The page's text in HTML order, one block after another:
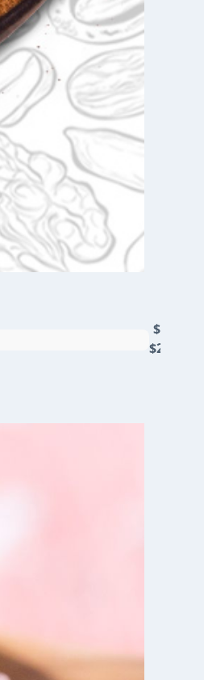
$5500 -
$22.000